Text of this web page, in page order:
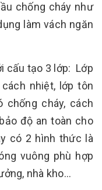
chống cháy như
làm vách ngăn
cấu tạo 3 lớp: Lớp
nhiệt, lớp tôn
cháy, cách
độ an toàn cho
có 2 hình thức là
vuông phù hợp
nhà kho…